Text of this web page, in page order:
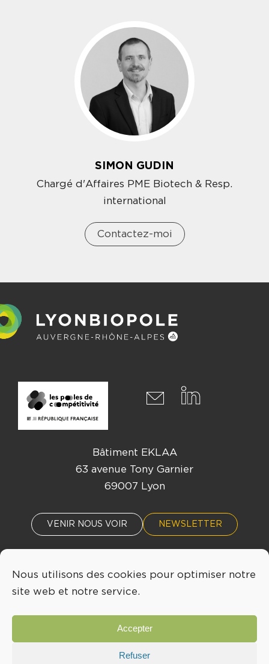
Nous utilisons des cookies pour optimiser notre
site web et notre service.
Accepter
Refuser
SIMON GUDIN
Chargé d'Affaires PME Biotech & Resp.
international
Contactez-moi
Bâtiment EKLAA
63 avenue Tony Garnier
69007 Lyon
VENIR NOUS VOIR NEWSLETTER
ACTUALITÉS ÉVÈNEMENTS